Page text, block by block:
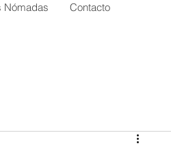
Nómadas Contacto